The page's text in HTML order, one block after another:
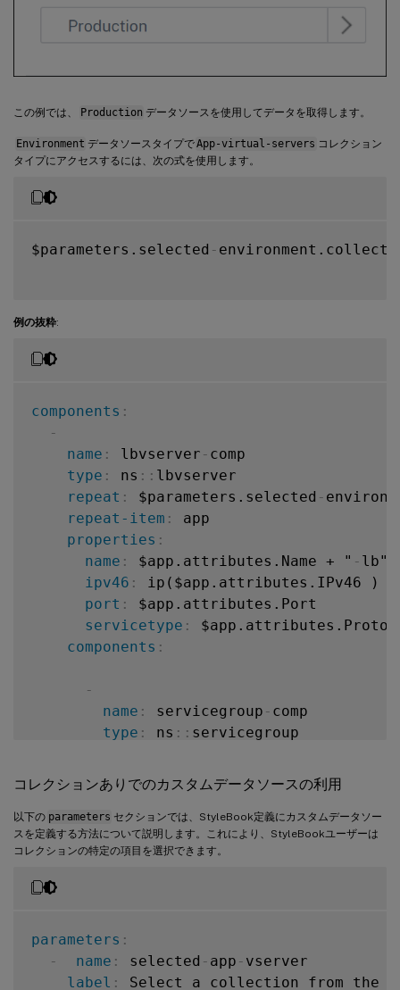
この例では、 Production データソースを使用してデータを取得します。
Environment データソースタイプでApp-virtual-servers コレクション
タイプにアクセスするには、次の式を使用します。
$parameters.selected -
例の抜粋:
components :
-
name : lbvserver - comp
type : ns : : lbvserver
repeat : $parameters.selected -
repeat-item :
app
properties :
name : $app.attributes.Name + " - lb"
ipv46 :
ip($app.attributes.IPv46 )
port :
$app.attributes.Port
servicetype :
components :
-
name : servicegroup - comp
type : ns : : servicegroup
servicegroupname :
servicetype
components :
-
servicegroupname :
コレクションありでのカスタムデータソースの利用
以下の parameters セクションでは、StyleBook定義にカスタムデータソー
スを定義する方法について説明します。これにより、StyleBookユーザーは
コレクションの特定の項目を選択できます。
parameters :
-
name : selected - app - vserver
label : Select a collection from the